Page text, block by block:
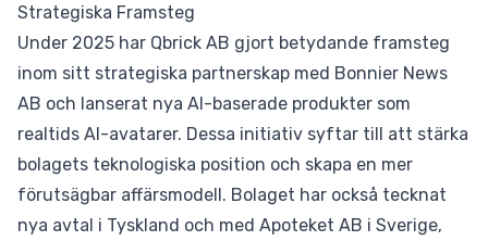
Strategiska Framsteg
Under 2025 har Qbrick AB gjort betydande framsteg
inom sitt strategiska partnerskap med Bonnier News
AB och lanserat nya AI-baserade produkter som
realtids AI-avatarer. Dessa initiativ syftar till att stärka
bolagets teknologiska position och skapa en mer
förutsägbar affärsmodell. Bolaget har också tecknat
nya avtal i Tyskland och med Apoteket AB i Sverige,